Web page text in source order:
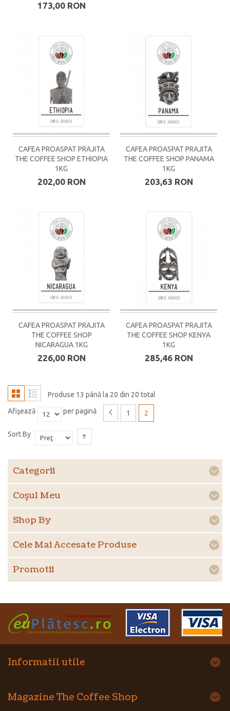
173,00 RON
CAFEA PROASPAT PRAJITA
THE COFFEE SHOP ETHIOPIA
1KG
202,00 RON
CAFEA PROASPAT PRAJITA
THE COFFEE SHOP PANAMA
1KG
203,63 RON
CAFEA PROASPAT PRAJITA
THE COFFEE SHOP
NICARAGUA 1KG
226,00 RON
CAFEA PROASPAT PRAJITA
THE COFFEE SHOP KENYA
1KG
285,46 RON
Produse 13 până la 20 din 20 total
1 2
Afişează per pagină
Sort By
Categorii
Coşul Meu
Shop By
Cele Mai Accesate Produse
Promotii
Informatii utile
Magazine The Coffee Shop